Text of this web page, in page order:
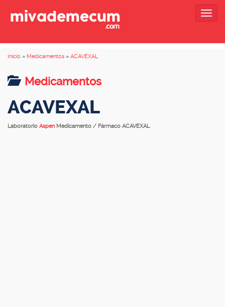
Inicio » Medicamentos » ACAVEXAL
Medicamentos
ACAVEXAL
Laboratorio Aspen Medicamento / Fármaco ACAVEXAL